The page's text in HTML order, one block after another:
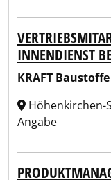
INNENDIENST
KRAFT
Höhenkirchen-
Angabe